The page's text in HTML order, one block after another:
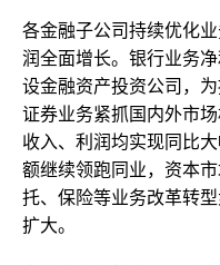
各金融子公司持续优化
润全面增长。银行业务
设金融资产投资公司，
证券业务紧抓国内外市
收入、利润均实现同比
额继续领跑同业，资本
托、保险等业务改革转
扩大。